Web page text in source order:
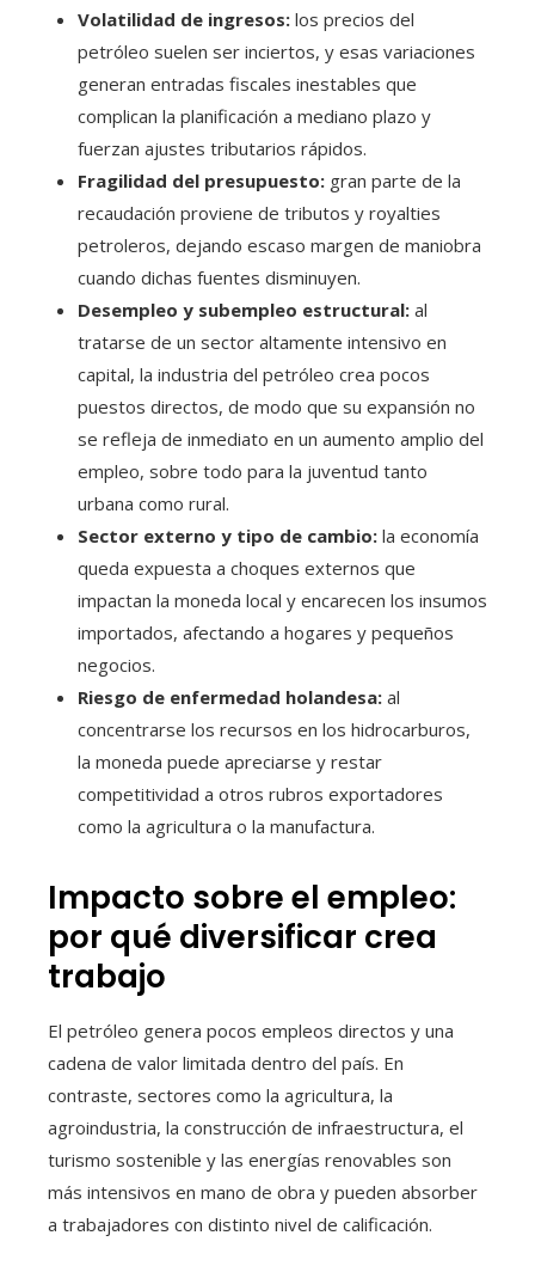
Volatilidad de ingresos: los precios del
petróleo suelen ser inciertos, y esas variaciones
generan entradas fiscales inestables que
complican la planificación a mediano plazo y
fuerzan ajustes tributarios rápidos.
Fragilidad del presupuesto: gran parte de la
recaudación proviene de tributos y royalties
petroleros, dejando escaso margen de maniobra
cuando dichas fuentes disminuyen.
Desempleo y subempleo estructural: al
tratarse de un sector altamente intensivo en
capital, la industria del petróleo crea pocos
puestos directos, de modo que su expansión no
se refleja de inmediato en un aumento amplio del
empleo, sobre todo para la juventud tanto
urbana como rural.
Sector externo y tipo de cambio: la economía
queda expuesta a choques externos que
impactan la moneda local y encarecen los insumos
importados, afectando a hogares y pequeños
negocios.
Riesgo de enfermedad holandesa: al
concentrarse los recursos en los hidrocarburos,
la moneda puede apreciarse y restar
competitividad a otros rubros exportadores
como la agricultura o la manufactura.
Impacto sobre el empleo:
por qué diversificar crea
trabajo
El petróleo genera pocos empleos directos y una
cadena de valor limitada dentro del país. En
contraste, sectores como la agricultura, la
agroindustria, la construcción de infraestructura, el
turismo sostenible y las energías renovables son
más intensivos en mano de obra y pueden absorber
a trabajadores con distinto nivel de calificación.